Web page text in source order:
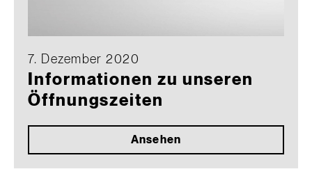
7. Dezember 2020
Informationen zu unseren
Öffnungszeiten
Ansehen